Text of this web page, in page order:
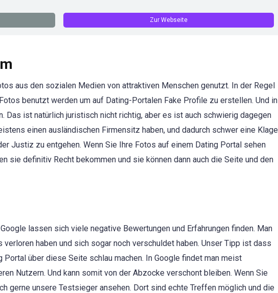
Zur Webseite
aus den sozialen Medien von attraktiven Menschen genutzt. In der Regel
benutzt werden um auf Dating-Portalen Fake Profile zu erstellen. Und in
Das ist natürlich juristisch nicht richtig, aber es ist auch schwierig dagegen
einen ausländischen Firmensitz haben, und dadurch schwer eine Klage
Justiz zu entgehen. Wenn Sie Ihre Fotos auf einem Dating Portal sehen
sie definitiv Recht bekommen und sie können dann auch die Seite und den
lassen sich viele negative Bewertungen und Erfahrungen finden. Man
haben und sich sogar noch verschuldet haben. Unser Tipp ist dass
über diese Seite schlau machen. In Google findet man meist
Nutzern. Und kann somit von der Abzocke verschont bleiben. Wenn Sie
gerne unsere Testsieger ansehen. Dort sind echte Treffen möglich und die